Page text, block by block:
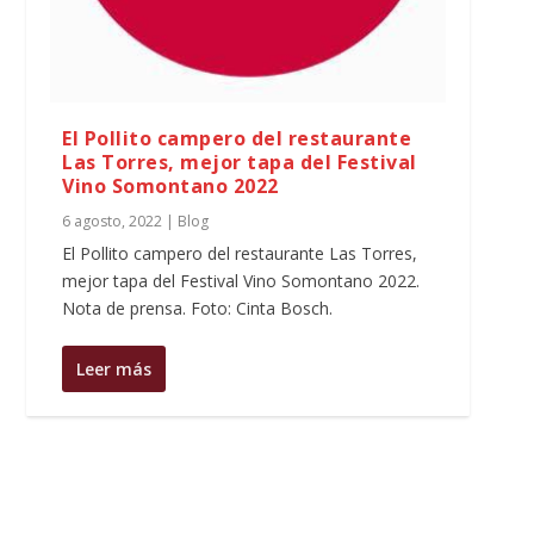
El Pollito campero del restaurante
Las Torres, mejor tapa del Festival
Vino Somontano 2022
6 agosto, 2022 | Blog
El Pollito campero del restaurante Las Torres,
mejor tapa del Festival Vino Somontano 2022.
Nota de prensa. Foto: Cinta Bosch.
Leer más